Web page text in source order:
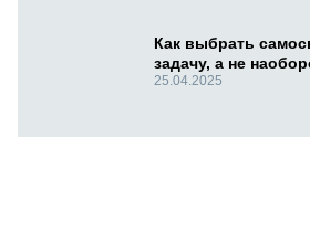
Как выбрать
задачу, а не
25.04.2025